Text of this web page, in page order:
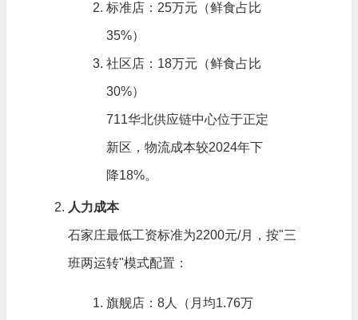
标准店：25万元（鲜食占比
35%）
社区店：18万元（鲜食占比
30%）
711华北供应链中心位于正定
新区，物流成本较2024年下
降18%。
人力成本
石家庄最低工资标准为2200元/月，按"三
班两运转"模式配置：
旗舰店：8人（月均1.76万